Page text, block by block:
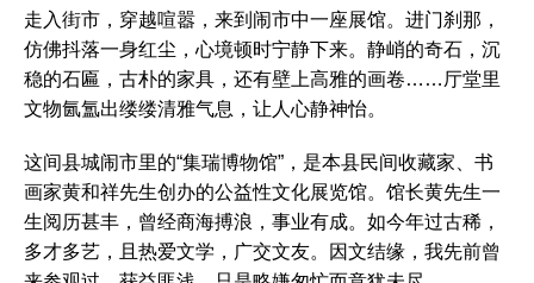
走入街市，穿越喧嚣，来到闹市中一座展馆。进门刹那，
仿佛抖落一身红尘，心境顿时宁静下来。静峭的奇石，沉
稳的石匾，古朴的家具，还有壁上高雅的画卷……厅堂里
文物氤氲出缕缕清雅气息，让人心静神怡。
这间县城闹市里的“集瑞博物馆”，是本县民间收藏家、书
画家黄和祥先生创办的公益性文化展览馆。馆长黄先生一
生阅历甚丰，曾经商海搏浪，事业有成。如今年过古稀，
多才多艺，且热爱文学，广交文友。因文结缘，我先前曾